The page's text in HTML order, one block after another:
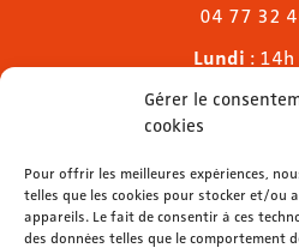
Gérer le
cookies
Pour offrir les meilleures expériences,
telles que les cookies pour stocker et/ou
appareils. Le fait de consentir à ces
des données telles que le comportement
04 77 32
Lundi :
Mardi & mercredi
Jeudi
Dimanche: